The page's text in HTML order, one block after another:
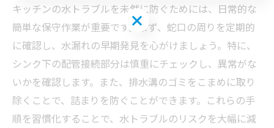
キッチンの水トラブルを未然に防ぐためには、日常的な
簡単な保守作業が重要です。まず、蛇口の周りを定期的
に確認し、水漏れの早期発見を心がけましょう。特に、
シンク下の配管接続部分は慎重にチェックし、異常がな
いかを確認します。また、排水溝のゴミをこまめに取り
除くことで、詰まりを防ぐことができます。これらの手
順を習慣化することで、水トラブルのリスクを大幅に減
ご相談はこちら